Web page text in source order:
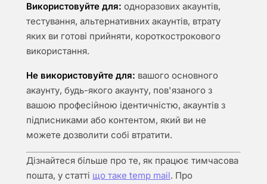
Використовуйте для: одноразових акаунтів,
тестування, альтернативних акаунтів, втрату
яких ви готові прийняти, короткострокового
використання.
Не використовуйте для: вашого основного
акаунту, будь-якого акаунту, пов'язаного з
вашою професійною ідентичністю, акаунтів з
підписниками або контентом, який ви не
можете дозволити собі втратити.
Дізнайтеся більше про те, як працює тимчасова
пошта, у статті що таке temp mail. Про